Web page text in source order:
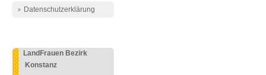
Datenschutzerklärung
LandFrauen Bezirk
Konstanz